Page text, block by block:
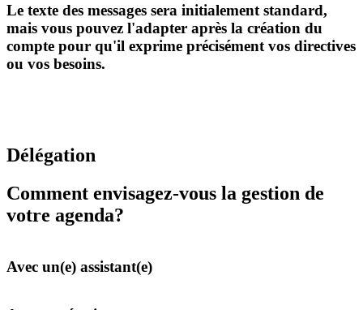
Le texte des messages sera initialement standard,
mais vous pouvez l'adapter après la création du
compte pour qu'il exprime précisément vos directives
ou vos besoins.
Délégation
Comment envisagez-vous la gestion de
votre agenda?
Avec un(e) assistant(e)